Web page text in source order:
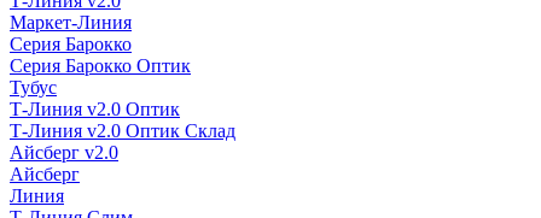
Маркет-Линия
Серия Барокко
Серия Барокко Оптик
Тубус
Т-Линия v2.0 Оптик
Т-Линия v2.0 Оптик Склад
Айсберг v2.0
Айсберг
Линия